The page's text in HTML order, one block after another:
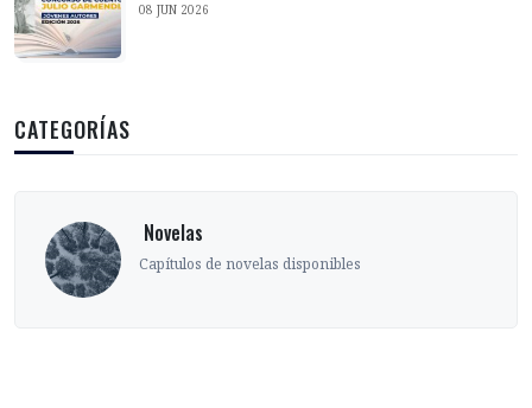
08 JUN 2026
CATEGORÍAS
‎ Novelas
Capítulos de novelas disponibles